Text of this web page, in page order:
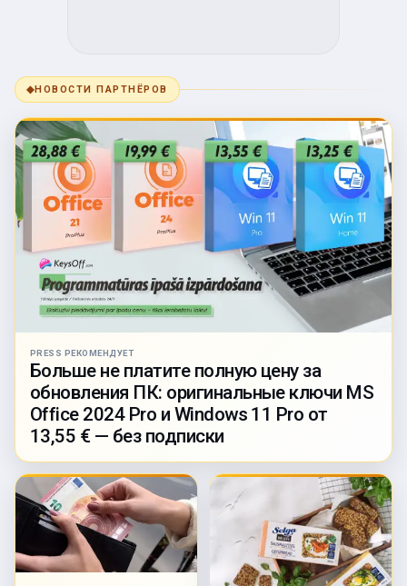
◆НОВОСТИ ПАРТНЁРОВ
PRESS РЕКОМЕНДУЕТ
Больше не платите полную цену за
обновления ПК: оригинальные ключи MS
Office 2024 Pro и Windows 11 Pro от
13,55 € — без подписки